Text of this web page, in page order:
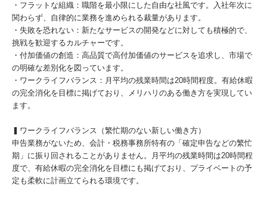
・フラットな組織：職階を最小限にした自由な社風です。入社年次に
関わらず、自律的に業務を進められる裁量があります。
・失敗を恐れない：新たなサービスの開発などに対しても積極的で、
挑戦を歓迎するカルチャーです。
・付加価値の創造：高品質で高付加価値のサービスを追求し、市場で
の明確な差別化を図っています。
・ワークライフバランス：月平均の残業時間は20時間程度。有給休暇
の完全消化を目標に掲げており、メリハリのある働き方を実現してい
ます。
▍ワークライフバランス（繁忙期のない新しい働き方）
申告業務がないため、会計・税務事務所特有の「確定申告などの繁忙
期」に振り回されることがありません。月平均の残業時間は20時間程
度で、有給休暇の完全消化を目標にも掲げており、プライベートの予
定も柔軟に計画立てられる環境です。